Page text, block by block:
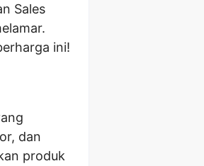
Sales
ini!
dan
produk